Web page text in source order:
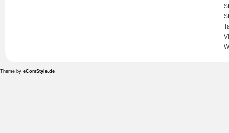
Theme by eComStyle.de